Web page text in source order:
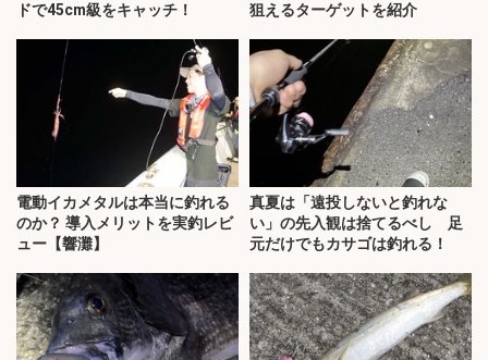
ドで45cm級をキャッチ！
狙えるターゲットを紹介
電動イカメタルは本当に釣れる
のか？ 導入メリットを実釣レビ
ュー【響灘】
真夏は「遠投しないと釣れな
い」の先入観は捨てるべし 足
元だけでもカサゴは釣れる！